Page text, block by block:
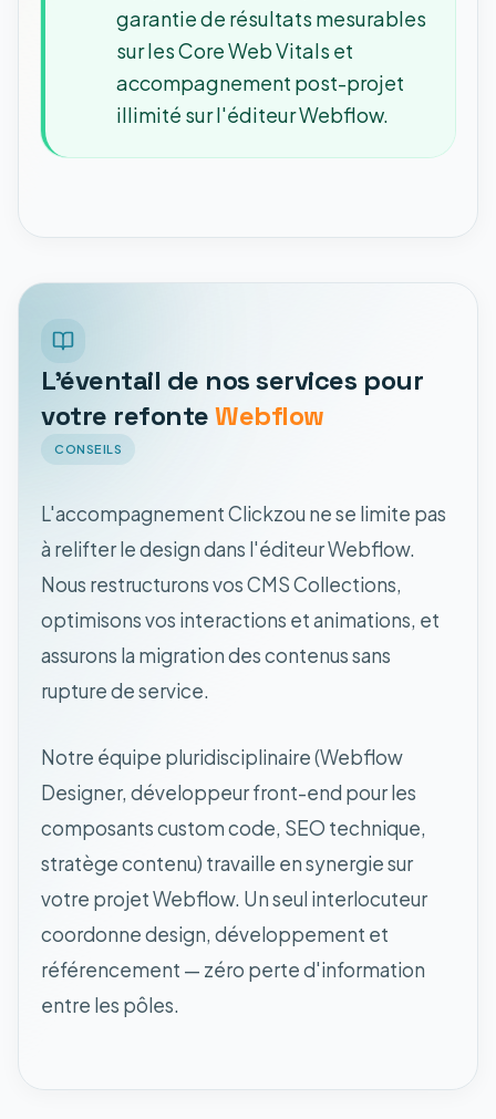
garantie de résultats mesurables
sur les Core Web Vitals et
accompagnement post-projet
illimité sur l'éditeur Webflow.
L'éventail de nos services pour
votre refonte Webflow
CONSEILS
L'accompagnement Clickzou ne se limite pas
à relifter le design dans l'éditeur Webflow.
Nous restructurons vos CMS Collections,
optimisons vos interactions et animations, et
assurons la migration des contenus sans
rupture de service.
Notre équipe pluridisciplinaire (Webflow
Designer, développeur front-end pour les
composants custom code, SEO technique,
stratège contenu) travaille en synergie sur
votre projet Webflow. Un seul interlocuteur
coordonne design, développement et
référencement — zéro perte d'information
entre les pôles.